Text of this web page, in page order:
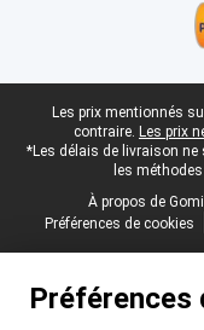
Pied-de-page légal
Les prix mentionnés
contraire. Les prix
*Les délais de livraison
les
À propos de
Préférences de cookies
Préférences